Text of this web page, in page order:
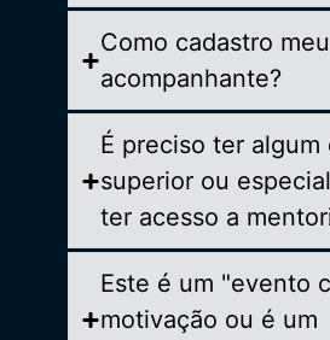
Como cadastro meu
acompanhante?
É preciso ter algum
superior ou
ter acesso a
Este é um "evento
motivação ou é um